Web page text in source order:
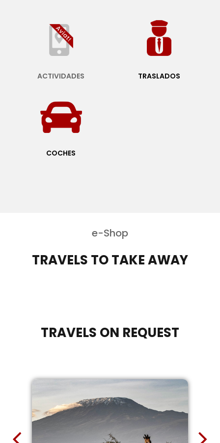
ACTIVIDADES TRASLADOS
COCHES
e-Shop
TRAVELS TO TAKE AWAY
TRAVELS ON REQUEST